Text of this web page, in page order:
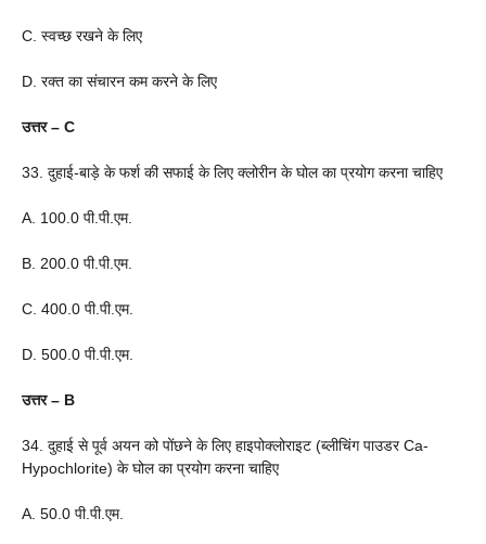
C. स्वच्छ रखने के लिए
D. रक्त का संचारन कम करने के लिए
उत्तर – C
33. दुहाई-बाड़े के फर्श की सफाई के लिए क्लोरीन के घोल का प्रयोग करना चाहिए
A. 100.0 पी.पी.एम.
B. 200.0 पी.पी.एम.
C. 400.0 पी.पी.एम.
D. 500.0 पी.पी.एम.
उत्तर – B
34. दुहाई से पूर्व अयन को पोंछने के लिए हाइपोक्लोराइट (ब्लीचिंग पाउडर Ca-
Hypochlorite) के घोल का प्रयोग करना चाहिए
A. 50.0 पी.पी.एम.